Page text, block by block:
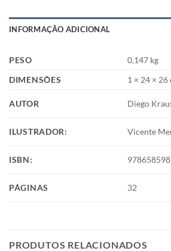
INFORMAÇÃO ADICIONAL
PESO
0,147 kg
DIMENSÕES
1 × 24 × 26
AUTOR Diego
ILUSTRADOR: Vicente
ISBN:
PÁGINAS 32
PRODUTOS RELACIONADOS